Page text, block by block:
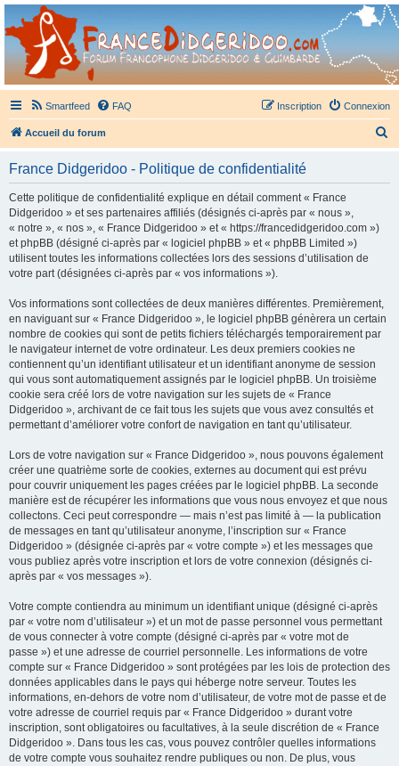
France Didgeridoo
Didgeridoo et Guimbarde sur France Didgeridoo - retrouvez la communauté.
Smartfeed FAQ Connexion
Inscription
Accueil du forum
France Didgeridoo - Politique de confidentialité
Cette politique de confidentialité explique en détail comment « France
Didgeridoo » et ses partenaires affiliés (désignés ci-après par « nous »,
« notre », « nos », « France Didgeridoo » et « https://francedidgeridoo.com »)
et phpBB (désigné ci-après par « logiciel phpBB » et « phpBB Limited »)
utilisent toutes les informations collectées lors des sessions d’utilisation de
votre part (désignées ci-après par « vos informations »).
Vos informations sont collectées de deux manières différentes. Premièrement,
en naviguant sur « France Didgeridoo », le logiciel phpBB génèrera un certain
nombre de cookies qui sont de petits fichiers téléchargés temporairement par
le navigateur internet de votre ordinateur. Les deux premiers cookies ne
contiennent qu’un identifiant utilisateur et un identifiant anonyme de session
qui vous sont automatiquement assignés par le logiciel phpBB. Un troisième
cookie sera créé lors de votre navigation sur les sujets de « France
Didgeridoo », archivant de ce fait tous les sujets que vous avez consultés et
permettant d’améliorer votre confort de navigation en tant qu’utilisateur.
Lors de votre navigation sur « France Didgeridoo », nous pouvons également
créer une quatrième sorte de cookies, externes au document qui est prévu
pour couvrir uniquement les pages créées par le logiciel phpBB. La seconde
manière est de récupérer les informations que vous nous envoyez et que nous
collectons. Ceci peut correspondre — mais n’est pas limité à — la publication
de messages en tant qu’utilisateur anonyme, l’inscription sur « France
Didgeridoo » (désignée ci-après par « votre compte ») et les messages que
vous publiez après votre inscription et lors de votre connexion (désignés ci-
après par « vos messages »).
Votre compte contiendra au minimum un identifiant unique (désigné ci-après
par « votre nom d’utilisateur ») et un mot de passe personnel vous permettant
de vous connecter à votre compte (désigné ci-après par « votre mot de
passe ») et une adresse de courriel personnelle. Les informations de votre
compte sur « France Didgeridoo » sont protégées par les lois de protection des
données applicables dans le pays qui héberge notre serveur. Toutes les
informations, en-dehors de votre nom d’utilisateur, de votre mot de passe et de
votre adresse de courriel requis par « France Didgeridoo » durant votre
inscription, sont obligatoires ou facultatives, à la seule discrétion de « France
Didgeridoo ». Dans tous les cas, vous pouvez contrôler quelles informations
de votre compte vous souhaitez rendre publiques ou non. De plus, vous